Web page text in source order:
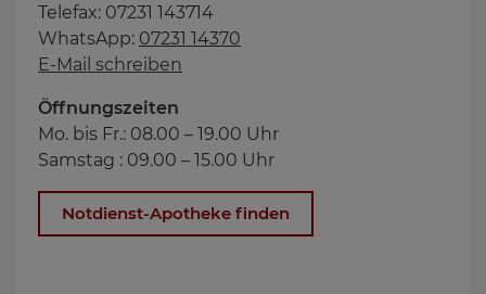
Telefax: 07231 143714
WhatsApp: 07231 14370
E-Mail schreiben
Öffnungszeiten
Mo. bis Fr.: 08.00 – 19.00 Uhr
Samstag : 09.00 – 15.00 Uhr
Notdienst-Apotheke finden